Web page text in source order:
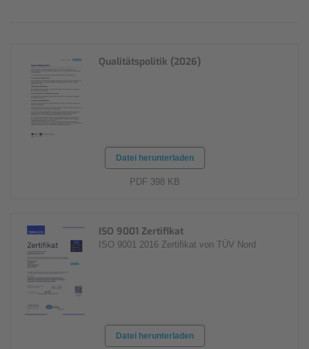
Qualitätspolitik (2026)
Datei herunterladen
PDF 398 KB
ISO 9001 Zertifikat
ISO 9001 2016 Zertifikat von TÜV Nord
Datei herunterladen